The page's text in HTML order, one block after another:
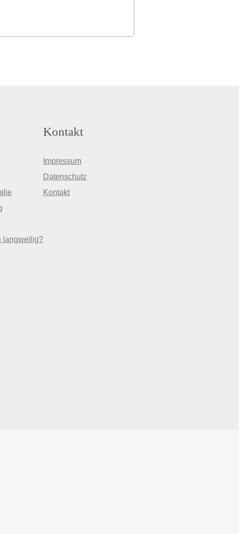
langweilig?
Kontakt
Impressum
Datenschutz
Kontakt